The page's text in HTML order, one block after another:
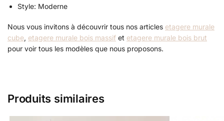
Style: Moderne
Nous vous invitons à découvrir tous nos articles etagere murale
cube, etagere murale bois massif et etagere murale bois brut
pour voir tous les modèles que nous proposons.
Produits similaires